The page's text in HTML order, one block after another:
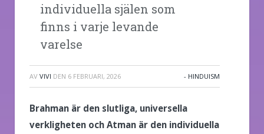
individuella själen som
finns i varje levande
varelse
AV VIVI DEN 6 FEBRUARI, 2026 - HINDUISM
Brahman är den slutliga, universella
verkligheten och Atman är den individuella